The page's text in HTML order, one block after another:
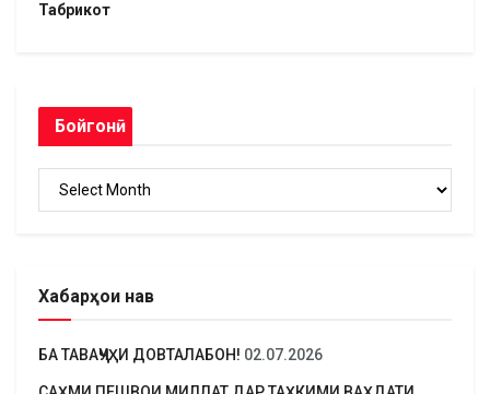
Табрикот
Бойгонӣ
Хабарҳои нав
БА ТАВАҶҶУҲИ ДОВТАЛАБОН! 02.07.2026